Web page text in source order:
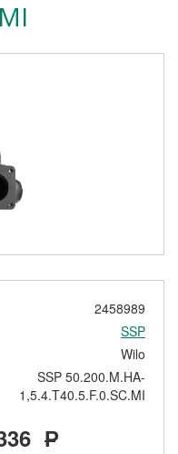
2458989
SSP
Wilo
SSP 50.200.M.HA-
1,5.4.T40.5.F.0.SC.MI
Р